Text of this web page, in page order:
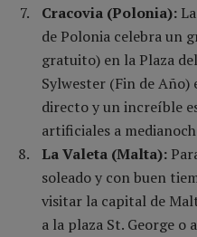
Cracovia (Polonia):
de Polonia celebra un
gratuito) en la Plaza
Sylwester (Fin de Año)
directo y un increíble
artificiales a
La Valeta (Malta):
soleado y con buen
visitar la capital de
a la plaza St. George